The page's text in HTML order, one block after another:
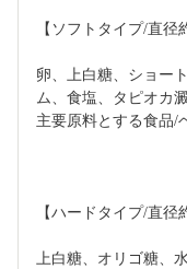
【ソフトタイプ/直径
卵、上白糖、ショー
ム、食塩、タピオカ
主要原料とする食品/
【ハードタイプ/直径
上白糖、オリゴ糖、